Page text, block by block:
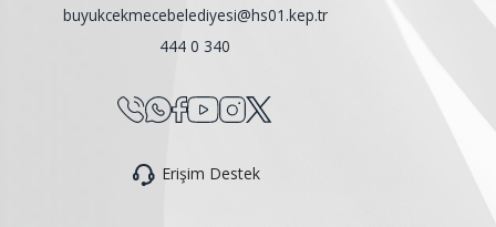
buyukcekmecebelediyesi@hs01.kep.tr
444 0 340
Erişim Destek